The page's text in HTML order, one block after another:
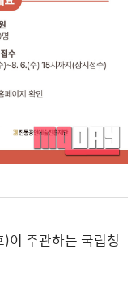
)이 주관하는 국립청